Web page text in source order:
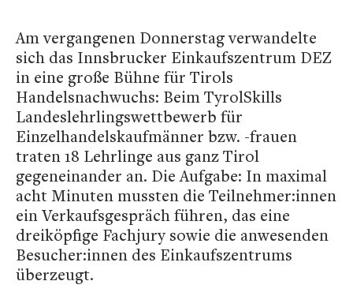
Am vergangenen Donnerstag verwandelte
sich das Innsbrucker Einkaufszentrum DEZ
in eine große Bühne für Tirols
Handelsnachwuchs: Beim TyrolSkills
Landeslehrlingswettbewerb für
Einzelhandelskaufmänner bzw. -frauen
traten 18 Lehrlinge aus ganz Tirol
gegeneinander an. Die Aufgabe: In maximal
acht Minuten mussten die Teilnehmer:innen
ein Verkaufsgespräch führen, das eine
dreiköpfige Fachjury sowie die anwesenden
Besucher:innen des Einkaufszentrums
überzeugt.